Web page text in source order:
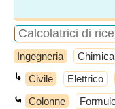
Ingegneria Chimica
↳ Civile Elettrico
⤿ Colonne